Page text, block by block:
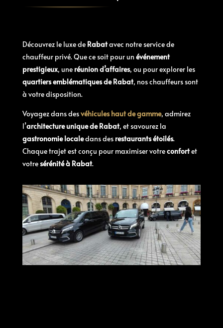
Découvrez le luxe de Rabatavec notre service de
chauffeur privé. Que ce soit pour unévénement
prestigieux, une réunion d’affaires, ou pour explorer les
quartiers emblématiques de Rabat, nos chauffeurs sont
à votre disposition.
Voyagez dans desvéhicules haut de gamme, admirez
l’architecture unique de Rabat, et savourez la
gastronomie localedans des restaurants étoilés.
Chaque trajet est conçu pour maximiser votreconfortet
votre sérénité à Rabat.